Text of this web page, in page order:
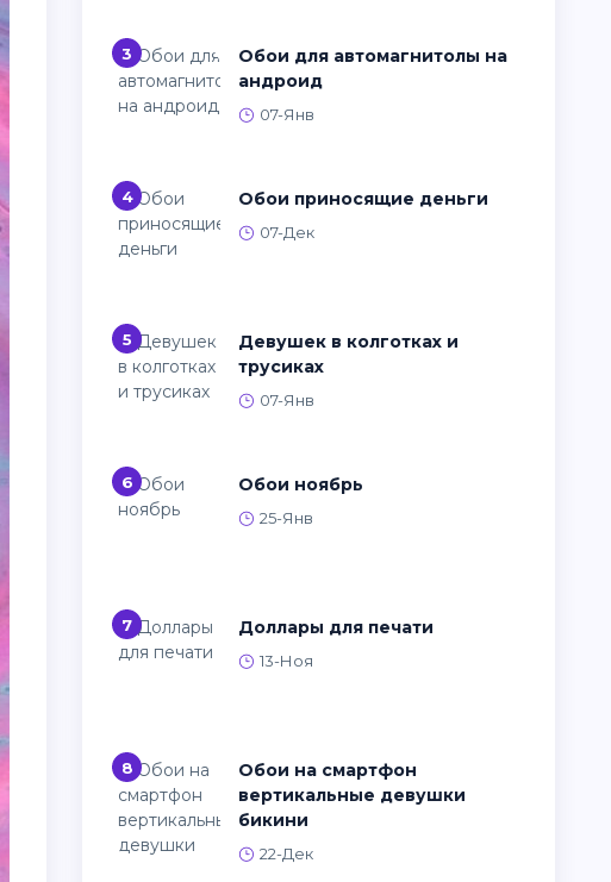
3
Обои для автомагнитолы на
андроид
07-Янв
4 Обои приносящие деньги
07-Дек
5
Девушек в колготках и
трусиках
07-Янв
6 Обои ноябрь
25-Янв
7 Доллары для печати
13-Ноя
8
Обои на смартфон
вертикальные девушки
бикини
22-Дек